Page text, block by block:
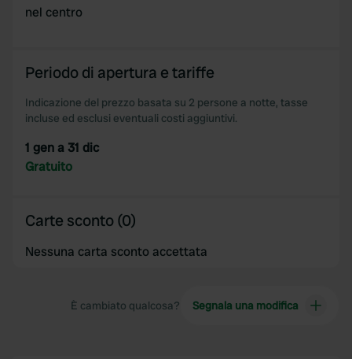
provide social media features and to analyse our traffic.
may combine it with other information that you’ve
of their services.
nel centro
Periodo di apertura e tariffe
Indicazione del prezzo basata su 2 persone a notte, tasse
incluse ed esclusi eventuali costi aggiuntivi.
1 gen a 31 dic
Gratuito
Carte sconto (0)
Nessuna carta sconto accettata
È cambiato qualcosa? Segnala una modifica